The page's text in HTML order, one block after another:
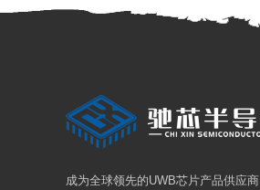
成为全球领先的UWB芯片产品供应商